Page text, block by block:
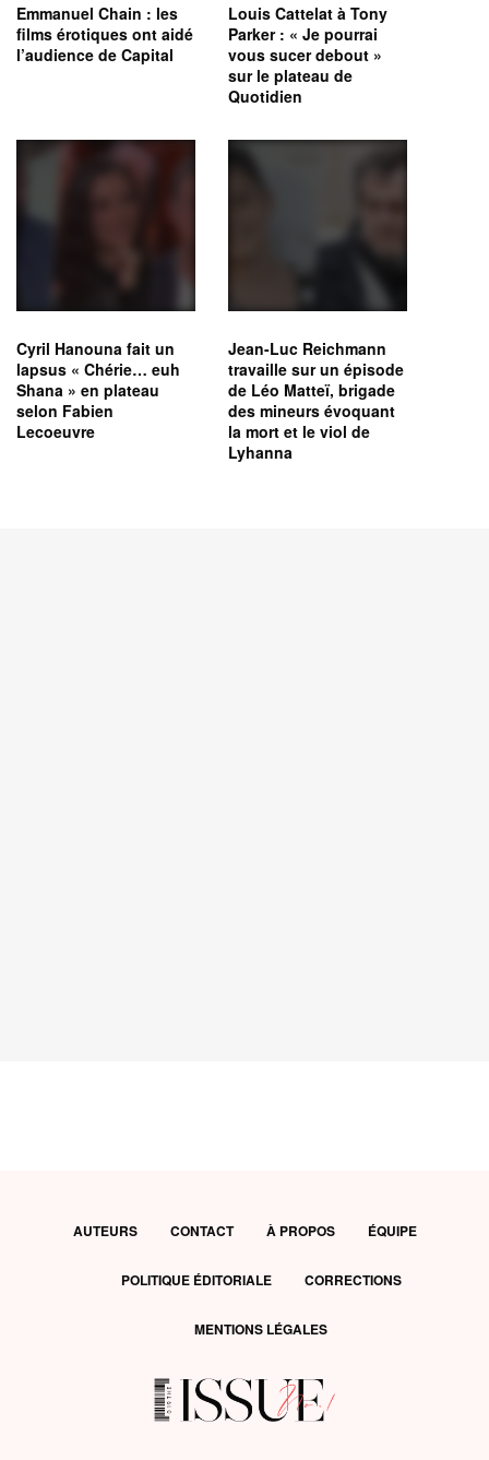
Emmanuel Chain : les
films érotiques ont aidé
l’audience de Capital
Louis Cattelat à Tony
Parker : « Je pourrai
vous sucer debout »
sur le plateau de
Quotidien
Cyril Hanouna fait un
lapsus « Chérie… euh
Shana » en plateau
selon Fabien
Lecoeuvre
Jean-Luc Reichmann
travaille sur un épisode
de Léo Matteï, brigade
des mineurs évoquant
la mort et le viol de
Lyhanna
AUTEURS CONTACT À PROPOS ÉQUIPE
POLITIQUE ÉDITORIALE CORRECTIONS
MENTIONS LÉGALES